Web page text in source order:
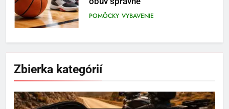
POMÔCKY VYBAVENIE
7
Pomôcky na cvičenie brucha
Zbierka kategórií